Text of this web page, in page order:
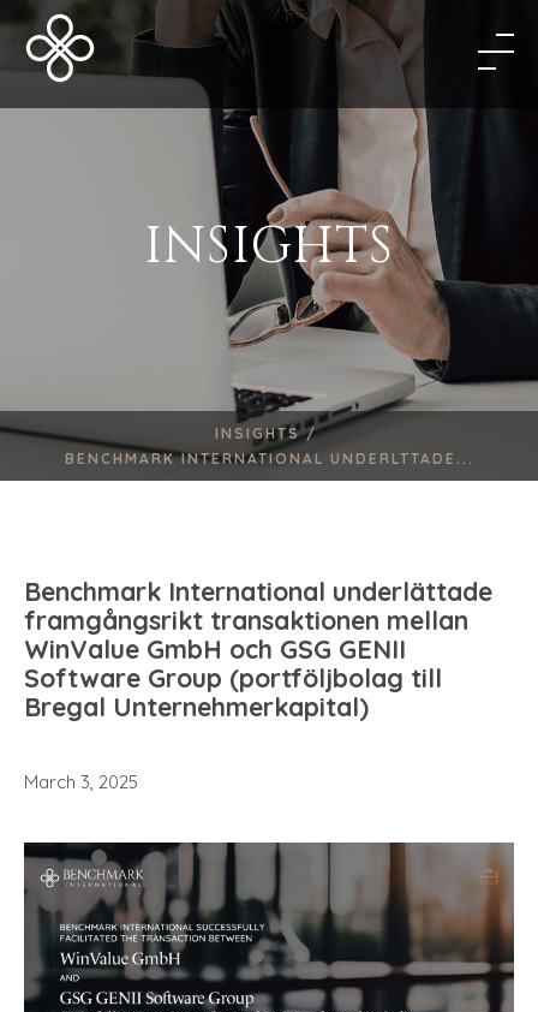
INSIGHTS
INSIGHTS /
BENCHMARK INTERNATIONAL UNDERLTTADE...
Benchmark International underlättade
framgångsrikt transaktionen mellan
WinValue GmbH och GSG GENII
Software Group (portföljbolag till
Bregal Unternehmerkapital)
March 3, 2025